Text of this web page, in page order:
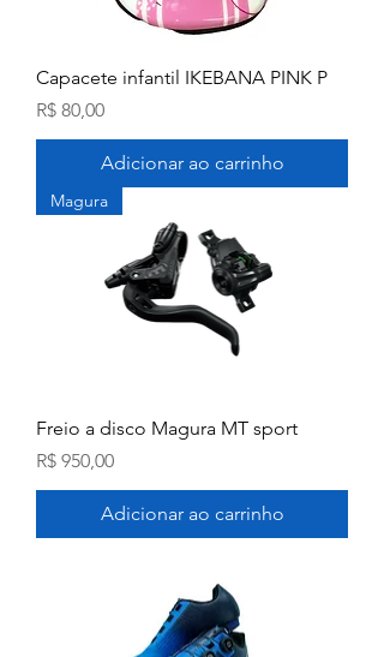
Capacete infantil IKEBANA PINK P
Preço
R$ 80,00
Adicionar ao carrinho
Magura
Freio a disco Magura MT sport
Preço
R$ 950,00
Adicionar ao carrinho